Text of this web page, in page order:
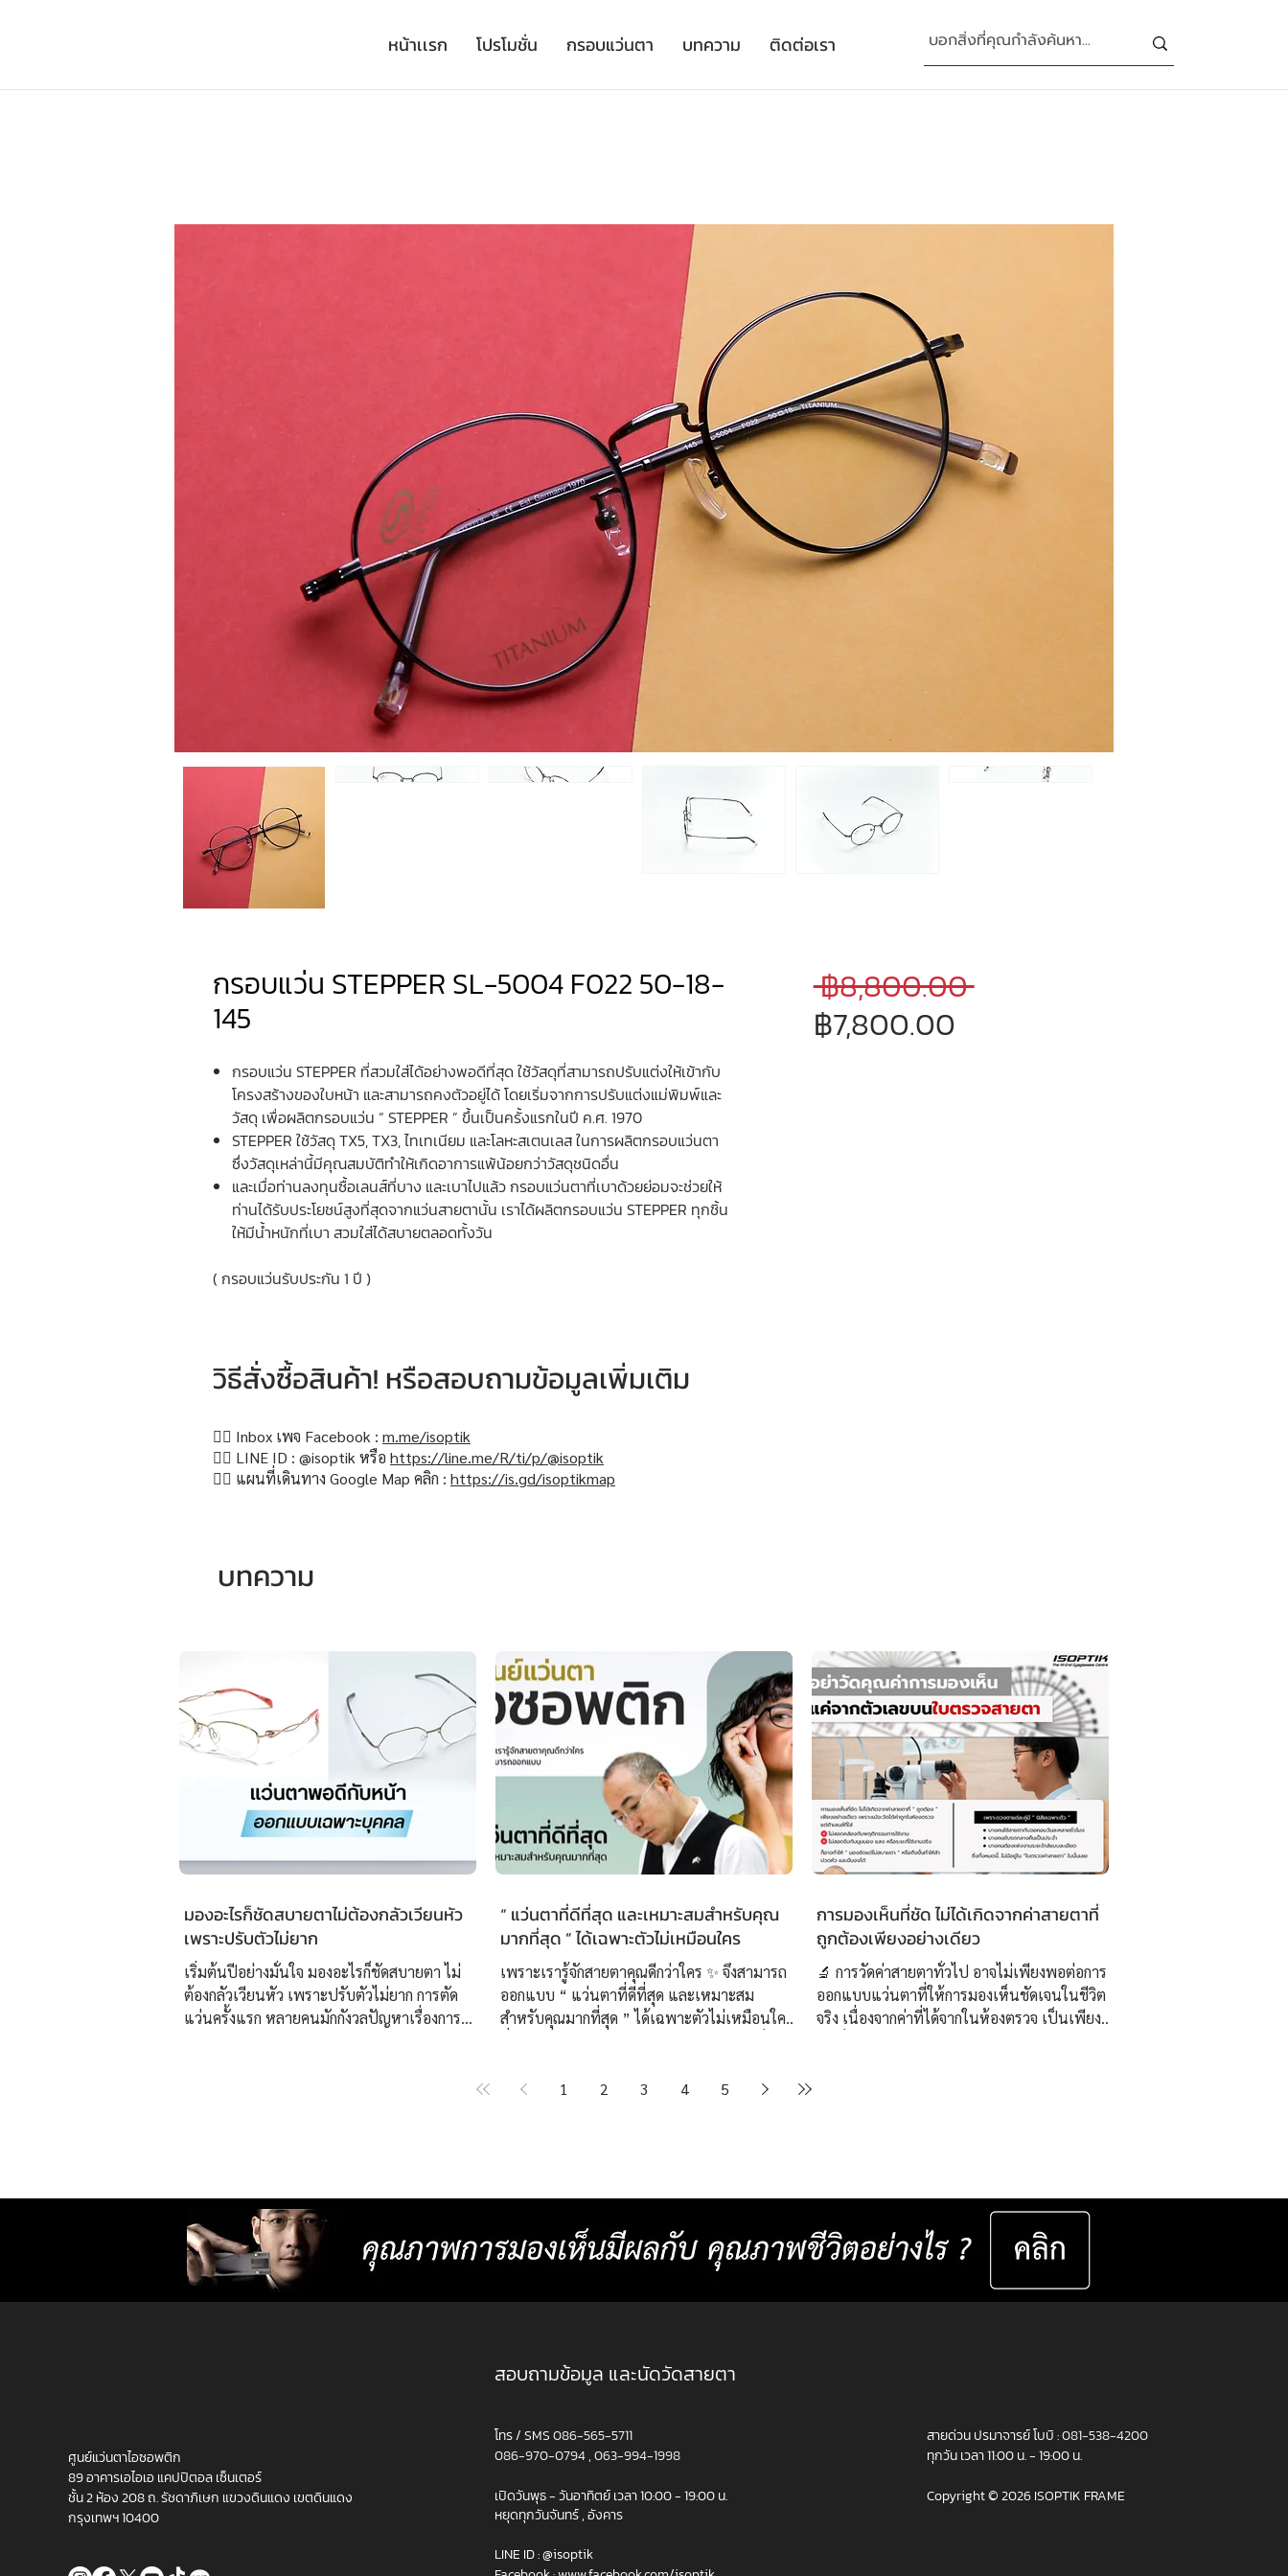
หน้าเเรก โปรโมชั่น กรอบแว่นตา บทความ ติดต่อเรา
กรอบแว่น STEPPER SL-5004 F022 50-18-
145
กรอบแว่น STEPPER ที่สวมใส่ได้อย่างพอดีที่สุด ใช้วัสดุที่สามารถปรับแต่งให้เข้ากับ
โครงสร้างของใบหน้า และสามารถคงตัวอยู่ได้ โดยเริ่มจากการปรับแต่งแม่พิมพ์และ
วัสดุ เพื่อผลิตกรอบแว่น “ STEPPER ” ขึ้นเป็นครั้งแรกในปี ค.ศ. 1970
STEPPER ใช้วัสดุ TX5, TX3, ไทเทเนียม และโลหะสเตนเลส ในการผลิตกรอบแว่นตา
ซึ่งวัสดุเหล่านี้มีคุณสมบัติทำให้เกิดอาการแพ้น้อยกว่าวัสดุชนิดอื่น
และเมื่อท่านลงทุนซื้อเลนส์ที่บาง และเบาไปแล้ว กรอบแว่นตาที่เบาด้วยย่อมจะช่วยให้
ท่านได้รับประโยชน์สูงที่สุดจากแว่นสายตานั้น เราได้ผลิตกรอบแว่น STEPPER ทุกชิ้น
ให้มีน้ำหนักที่เบา สวมใส่ได้สบายตลอดทั้งวัน
( กรอบแว่นรับประกัน 1 ปี )
฿8,800.00 ราคา
฿7,800.00
วิธีสั่งซื้อสินค้า! หรือสอบถามข้อมูลเพิ่มเติม
👉🏻 Inbox เพจ Facebook : m.me/isoptik
👉🏻 LINE ID : @isoptik หรือ https://line.me/R/ti/p/@isoptik
👉🏻 แผนที่เดินทาง Google Map คลิก : https://is.gd/isoptikmap
บทความ
มองอะไรก็ชัดสบายตาไม่ต้องกลัวเวียนหัว
เพราะปรับตัวไม่ยาก
เริ่มต้นปีอย่างมั่นใจ มองอะไรก็ชัดสบายตา ไม่
ต้องกลัวเวียนหัว เพราะปรับตัวไม่ยาก การตัด
แว่นครั้งแรก หลายคนมักกังวลปัญหาเรื่องการ
กรอบให้พอดีกับหน้า ทำให้หมดปัญหาเรื่อง
สายตาเคลื่อนเนื่องจากแว่นตาไม่เ
“ แว่นตาที่ดีที่สุด และเหมาะสมสำหรับคุณ
มากที่สุด ” ได้เฉพาะตัวไม่เหมือนใคร
เพราะเรารู้จักสายตาคุณดีกว่าใคร ✨ จึงสามารถ
ออกแบบ “ แว่นตาที่ดีที่สุด และเหมาะสม
สำหรับคุณมากที่สุด ” ได้เฉพาะตัวไม่เหมือนใคร
ซีฟทุกชิ้นผ่านการออกแบบโครงสร้างเลนส์โปรเก
โปรเกรสซีฟที่สามารถออกแบบค่าสายตาได้
ละเอียด เป็นรายแรกของโ
การมองเห็นที่ชัด ไม่ได้เกิดจากค่าสายตาที่
ถูกต้องเพียงอย่างเดียว
🔬 การวัดค่าสายตาทั่วไป อาจไม่เพียงพอต่อการ
ออกแบบแว่นตาที่ให้การมองเห็นชัดเจนในชีวิต
จริง เนื่องจากค่าที่ได้จากในห้องตรวจ เป็นเพียง “
หลักที่ใช้บ่อย ▸ สภาพแสง มุมมอง และกิจกรรม
1 2 3 4 5
ศูนย์แว่นตาไอซอพติก
89 อาคารเอไอเอ แคปปิตอล เซ็นเตอร์
ชั้น 2 ห้อง 208 ถ. รัชดาภิเษก แขวงดินแดง เขตดินแดง
กรุงเทพฯ 10400
สอบถามข้อมูล และนัดวัดสายตา
โทร / SMS086-565-5711
086-970-0794,063-994-1998
เปิดวันพุธ - วันอาทิตย์ เวลา 10:00 - 19:00 น.
หยุดทุกวันจันทร์ , อังคาร
LINE ID :@isoptik
สายด่วน ปรมาจารย์ โบบิ :081-538-4200
ทุกวัน เวลา 11:00 น. - 19:00 น.
Copyright © 2026 ISOPTIK FRAME